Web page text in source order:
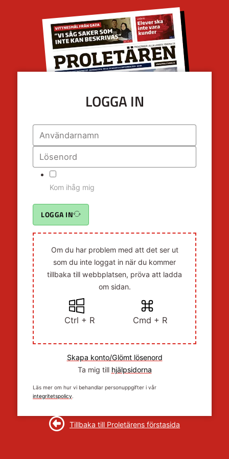
LOGGA IN
Kom ihåg mig
LOGGA IN
Om du har problem med att det ser ut
som du inte loggat in när du kommer
tillbaka till webbplatsen, pröva att ladda
om sidan.
Ctrl + R Cmd + R
Skapa konto/Glömt lösenord
Ta mig till hjälpsidorna
Läs mer om hur vi behandlar personuppgifter i vår
integritetspolicy.
Tillbaka till Proletärens förstasida